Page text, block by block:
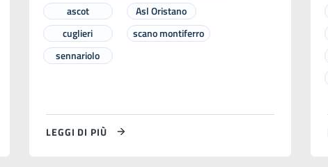
ascot
Asl Oristano
cuglieri
scano montiferro
sennariolo
LEGGI DI PIÙ